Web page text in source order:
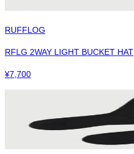
RUFFLOG
RFLG 2WAY LIGHT BUCKET HAT
¥7,700